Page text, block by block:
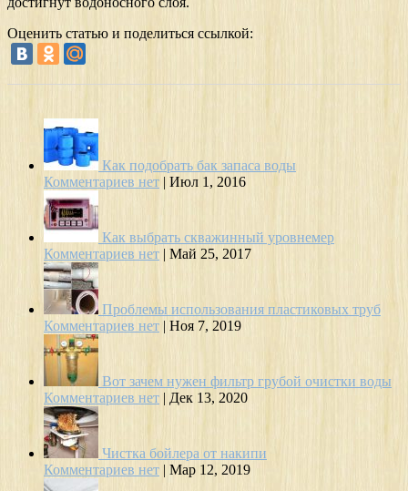
Оценить статью и поделиться ссылкой:
Как подобрать бак запаса воды
Комментариев нет | Июл 1, 2016
Как выбрать скважинный уровнемер
Комментариев нет | Май 25, 2017
Проблемы использования пластиковых труб
Комментариев нет | Ноя 7, 2019
Вот зачем нужен фильтр грубой очистки воды
Комментариев нет | Дек 13, 2020
Чистка бойлера от накипи
Комментариев нет | Мар 12, 2019